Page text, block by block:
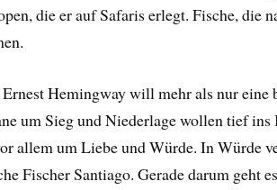
die er auf Safaris erlegt. Fische, die
Hemingway will mehr als nur eine
um Sieg und Niederlage wollen tief
allem um Liebe und Würde. In Würde
Fischer Santiago. Gerade darum geht